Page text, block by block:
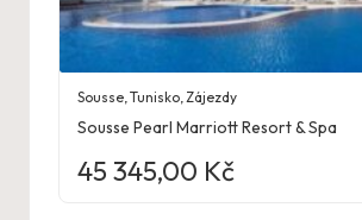
Sousse ,Tunisko Zájezdy
Sousse Pearl Marriott Resort & Spa
45 345,00 Kč